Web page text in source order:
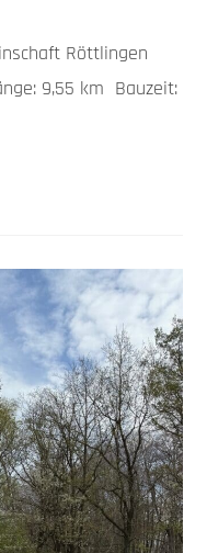
Röttlingen
9,55 km Bauzeit: